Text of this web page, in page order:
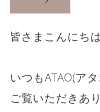
皆さまこんにち
いつもATAO(ア
ご覧いただきあ